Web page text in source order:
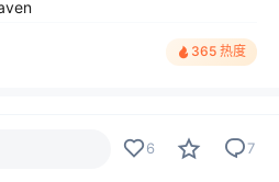
365 热度
6 7